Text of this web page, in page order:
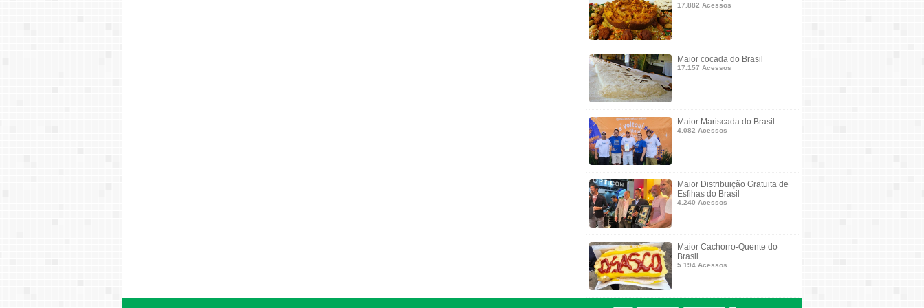
17.882 Acessos
Maior cocada do Brasil
17.157 Acessos
Maior Mariscada do Brasil
4.082 Acessos
Maior Distribuição Gratuita de
Esfihas do Brasil
4.240 Acessos
Maior Cachorro-Quente do
Brasil
5.194 Acessos